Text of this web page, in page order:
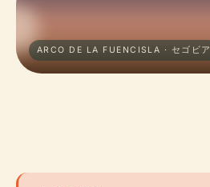
ARCO DE LA FUENCISLA · セゴビア